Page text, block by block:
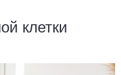
клетки